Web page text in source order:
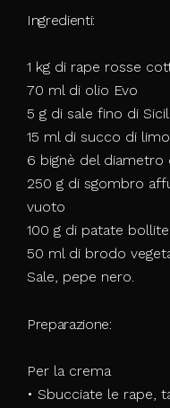
Ingredienti:
1 kg di rape rosse
70 ml di olio Evo
5 g di sale fino di
15 ml di succo di
6 bignè del diametro
250 g di sgombro
vuoto
100 g di patate bollite
50 ml di brodo
Sale, pepe nero.
Preparazione:
Per la crema
• Sbucciate le rape,